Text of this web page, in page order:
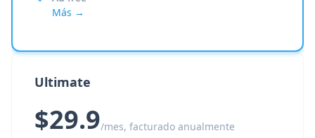
Más →
Ultimate
$29.9/mes, facturado anualmente